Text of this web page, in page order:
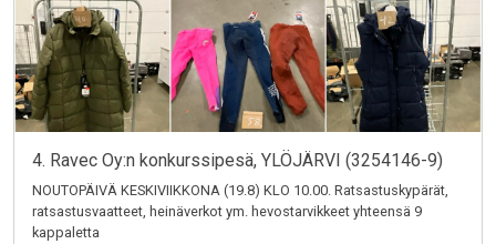
4. Ravec Oy:n konkurssipesä, YLÖJÄRVI (3254146-9)
NOUTOPÄIVÄ KESKIVIIKKONA (19.8) KLO 10.00. Ratsastuskypärät,
ratsastusvaatteet, heinäverkot ym. hevostarvikkeet yhteensä 9
kappaletta